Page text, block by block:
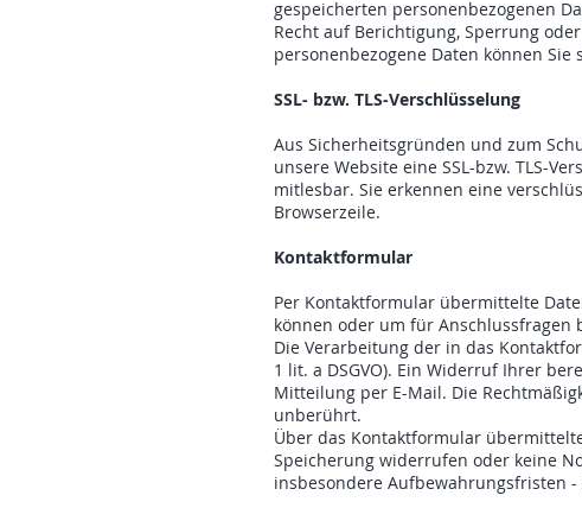
gespeicherten personenbezogenen
Recht auf Berichtigung, Sperrung
personenbezogene Daten können
SSL- bzw. TLS-Verschlüsselung
Aus Sicherheitsgründen und zum
unsere Website eine SSL-bzw. TLS-
mitlesbar. Sie erkennen eine
Browserzeile.
Kontaktformular
Per Kontaktformular übermittelte
können oder um für
Die Verarbeitung der in das
1 lit. a DSGVO). Ein Widerruf Ihrer
Mitteilung per E-Mail. Die
unberührt.
Über das Kontaktformular
Speicherung widerrufen oder keine
insbesondere Aufbewahrungsfristen